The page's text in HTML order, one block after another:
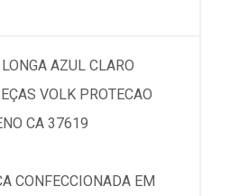
AZUL CLARO
VOLK PROTECAO
CA 37619
CONFECCIONADA EM